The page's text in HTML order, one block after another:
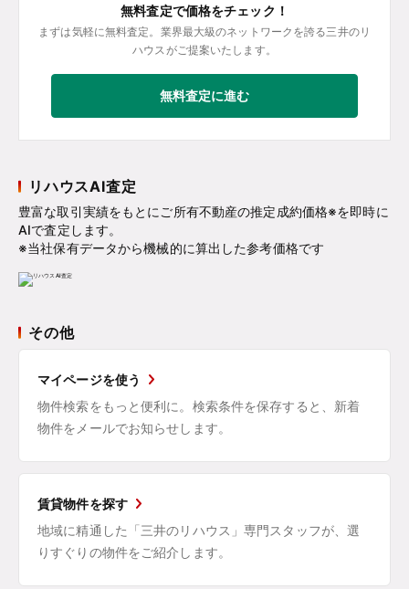
無料査定で価格をチェック！
まずは気軽に無料査定。業界最大級のネットワークを誇る三井のリ
ハウスがご提案いたします。
無料査定に進む
リハウスAI査定
豊富な取引実績をもとにご所有不動産の推定成約価格※を即時に
AIで査定します。
※当社保有データから機械的に算出した参考価格です
その他
マイページを使う
物件検索をもっと便利に。検索条件を保存すると、新着
物件をメールでお知らせします。
賃貸物件を探す
地域に精通した「三井のリハウス」専門スタッフが、選
りすぐりの物件をご紹介します。